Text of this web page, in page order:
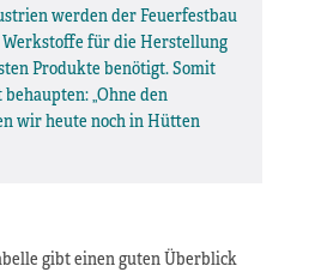
werden der Feuerfestbau
für die Herstellung
Produkte benötigt. Somit
„Ohne den
wir heute noch in Hütten
gibt einen guten Überblick